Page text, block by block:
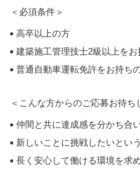
＜必須条件＞
高卒以上の方
建築施工管理技士2級以上をお
普通自動車運転免許をお持ち
＜こんな方からのご応募お待ち
仲間と共に達成感を分かち合
新しいことに挑戦したいとい
長く安心して働ける環境を求